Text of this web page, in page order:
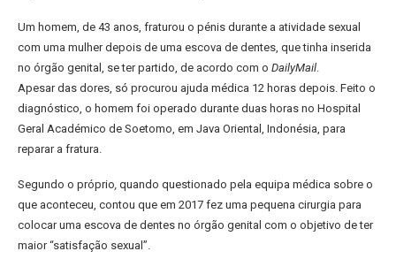
Um homem, de 43 anos, fraturou o pénis durante a atividade sexual
com uma mulher depois de uma escova de dentes, que tinha inserida
no órgão genital, se ter partido, de acordo com o DailyMail.
Apesar das dores, só procurou ajuda médica 12 horas depois. Feito o
diagnóstico, o homem foi operado durante duas horas no Hospital
Geral Académico de Soetomo, em Java Oriental, Indonésia, para
reparar a fratura.
Segundo o próprio, quando questionado pela equipa médica sobre o
que aconteceu, contou que em 2017 fez uma pequena cirurgia para
colocar uma escova de dentes no órgão genital com o objetivo de ter
maior “satisfação sexual”.